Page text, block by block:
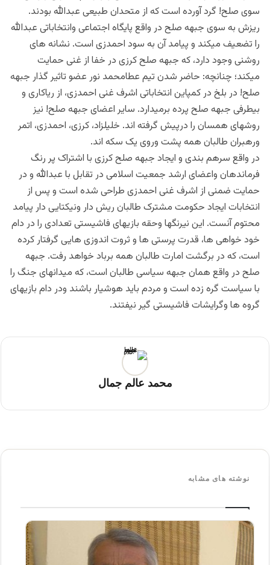
سوی صلح! گرد آورده است که از متحدان طبیعی عبدالله بودند.
ریزش به سوی جبهه صلح در واقع پایگاه اجتماعی وانتخاباتی عبدالله
را تضعیف میکند و پیامد آن به سود احمدزی است. نشانه های
روشنی وجود دارد، که جبهه صلح کرزی در خفا از غنی حمایت
میکند؛ چنانچه: حاضر شدن تیم عطامحمد نور عضو تاثیر گذار جبهه
صلح! در بلخ در کمپاین انتخاباتی اشرف غنی احمدزی، از ریاکاری و
بیطرفی جبهه صلح پرده برمیدارد. سایر اعضای جبهه صلح! نیز
روشهای همسان را درپیش گرفته اند. خلیلزاد، کرزی، احمدزی، اتمر
ورهبران طالبان همه پشت وروی یک سکه اند.
در واقع سرهم بندی و ایجاد جبهه صلح کرزی با اشتراک پر رنگ
فرماندهان واعضای ارشد جمعیت اسلامی در تقابل با عبدالله و در
حمایت ضمنی از اشرف غنی احمدزی طراحی شده است و پس از
انتخابات ایجاد حکومت مشترک طالبان ریش دار ونیکتایی دار پیامد
محتوم آنست. این نیرنگها وحقه بازیهای فاشیستی تعدادی را در دام
خود خواهی ها، قدرت پرستی ها و ثروت اندوزی هایی گرفتار کرده
است، که در برگشت امارت طالبان همه برباد خواهد رفت. جبهه
صلح در واقع همان جبهه سیاسی طالبان است، که میدانهای جنگ را
با سیاست گره زده است و مردم باید هوشیار باشند ودر دام بازیهای
گروه ها وگرایشات فاشیستی گیر نیفتند.
محمد عالم جمال
نوشته های مشابه